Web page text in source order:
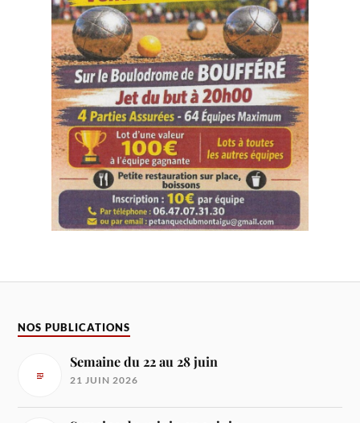
NOS PUBLICATIONS
Semaine du 22 au 28 juin
21 JUIN 2026